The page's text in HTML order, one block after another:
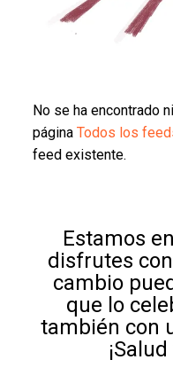
No se ha encontrado
página Todos los
feed existente.
Estamos
disfrutes
cambio
que lo
también con